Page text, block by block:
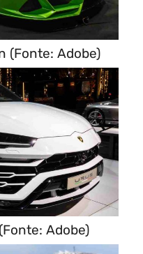
(Fonte: Adobe)
Adobe)